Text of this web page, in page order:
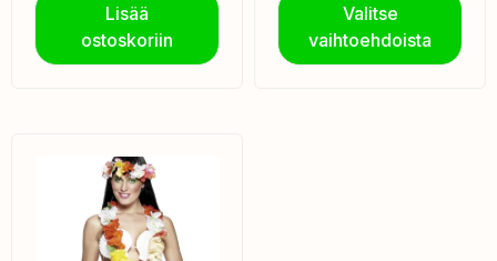
Lisää
ostoskoriin
Valitse
vaihtoehdoista